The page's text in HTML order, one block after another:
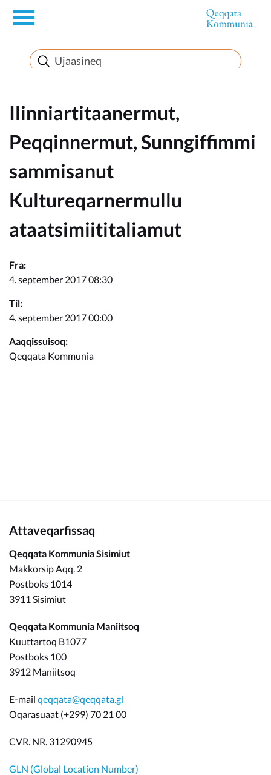
en
Innuttaasunut
Inuussutissarsiorneq
Politikki
Takornariat
Imminut sullinneq
Kommunimi pilersaarut
Kommune pillugu
Ilinniartitaanermut,
Peqqinnermut, Sunngiffimmi
sammisanut
Kultureqarnermullu
ataatsimiititaliamut
Fra:
4. september 2017 08:30
Til:
4. september 2017 00:00
Aaqqissuisoq:
Qeqqata Kommunia
Attaveqarfissaq
Qeqqata Kommunia Sisimiut
Makkorsip Aqq. 2
Postboks 1014
3911 Sisimiut
Qeqqata Kommunia Maniitsoq
Kuuttartoq B1077
Postboks 100
3912 Maniitsoq
E-mail qeqqata@qeqqata.gl
Oqarasuaat (+299) 70 21 00
CVR. NR. 31290945
GLN (Global Location Number)